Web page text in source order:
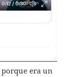
era un